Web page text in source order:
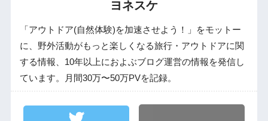
ヨネスケ
「アウトドア(自然体験)を加速させよう！」をモットー
に、野外活動がもっと楽しくなる旅行・アウトドアに関
する情報、10年以上におよぶブログ運営の情報を発信し
ています。月間30万〜50万PVを記録。